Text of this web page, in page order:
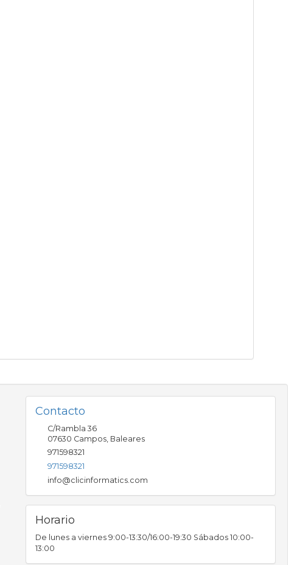
Contacto
C/Rambla 36
07630 Campos, Baleares
971598321
971598321
info@clicinformatics.com
Horario
De lunes a viernes 9:00-13:30/16:00-19:30 Sábados 10:00-
13:00